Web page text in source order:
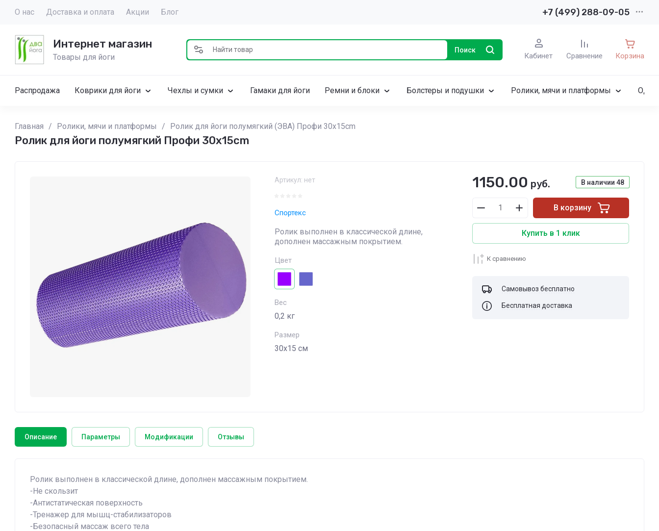
О нас Доставка и оплата Акции Блог +7 (499) 288-09-05
Интернет магазин
Товары для йоги
Поиск
Кабинет Сравнение Корзина
Распродажа Коврики для йоги Чехлы и сумки Гамаки для йоги Ремни и блоки Болстеры и подушки Ролики, мячи и платформы
Главная / Ролики, мячи и платформы / Ролик для йоги полумягкий (ЭВА) Профи 30x15cm
Ролик для йоги полумягкий Профи 30x15cm
Артикул: нет
Спортекс
Ролик выполнен в классической длине,
дополнен массажным покрытием.
Цвет
Вес
0,2 кг
Размер
30х15 см
В наличии 48
1150.00 руб.
В корзину
Купить в 1 клик
К сравнению
Самовывоз бесплатно
Бесплатная доставка
Описание Параметры Модификации Отзывы
Ролик выполнен в классической длине, дополнен массажным покрытием.
-Не скользит
-Антистатическая поверхность
-Тренажер для мышц-стабилизаторов
-Безопасный массаж всего тела